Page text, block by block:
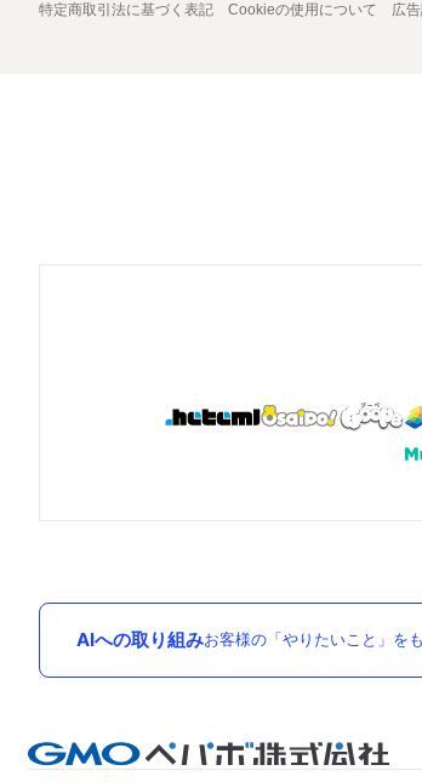
特定商取引法に基づく表記 Cookieの使用について 広
AIへの取り組みお客様の「やりたいこと」を